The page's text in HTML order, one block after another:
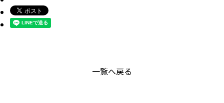
一覧へ戻る